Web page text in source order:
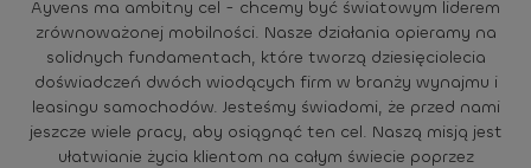
Ayvens ma ambitny cel - chcemy być światowym liderem
zrównoważonej mobilności. Nasze działania opieramy na
solidnych fundamentach, które tworzą dziesięciolecia
doświadczeń dwóch wiodących firm w branży wynajmu i
leasingu samochodów. Jesteśmy świadomi, że przed nami
jeszcze wiele pracy, aby osiągnąć ten cel. Naszą misją jest
ułatwianie życia klientom na całym świecie poprzez